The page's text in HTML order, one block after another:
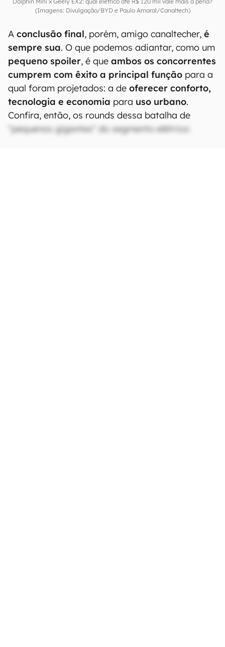
(Imagens: Divulgação/BYD e Paulo Amaral/Canaltech)
A conclusão final, porém, amigo canaltecher, é
sempre sua. O que podemos adiantar, como um
pequeno spoiler, é que ambos os concorrentes
cumprem com êxito a principal função para a
qual foram projetados: a de oferecer conforto,
tecnologia e economia para uso urbano.
Confira, então, os rounds dessa batalha de
"pequenos gigantes" do segmento elétrico: